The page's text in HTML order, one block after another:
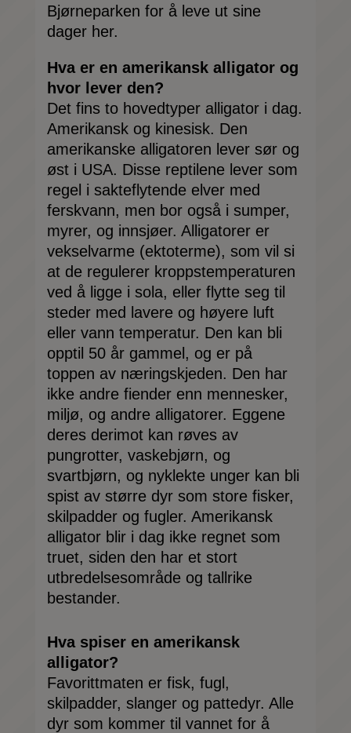
Bjørneparken for å leve ut sine
dager her.
Hva er en amerikansk alligator og
hvor lever den?
Det fins to hovedtyper alligator i dag.
Amerikansk og kinesisk. Den
amerikanske alligatoren lever sør og
øst i USA. Disse reptilene lever som
regel i sakteflytende elver med
ferskvann, men bor også i sumper,
myrer, og innsjøer. Alligatorer er
vekselvarme (ektoterme), som vil si
at de regulerer kroppstemperaturen
ved å ligge i sola, eller flytte seg til
steder med lavere og høyere luft
eller vann temperatur. Den kan bli
opptil 50 år gammel, og er på
toppen av næringskjeden. Den har
ikke andre fiender enn mennesker,
miljø, og andre alligatorer. Eggene
deres derimot kan røves av
pungrotter, vaskebjørn, og
svartbjørn, og nyklekte unger kan bli
spist av større dyr som store fisker,
skilpadder og fugler. Amerikansk
alligator blir i dag ikke regnet som
truet, siden den har et stort
utbredelsesområde og tallrike
bestander.
Hva spiser en amerikansk
alligator?
Favorittmaten er fisk, fugl,
skilpadder, slanger og pattedyr. Alle
dyr som kommer til vannet for å